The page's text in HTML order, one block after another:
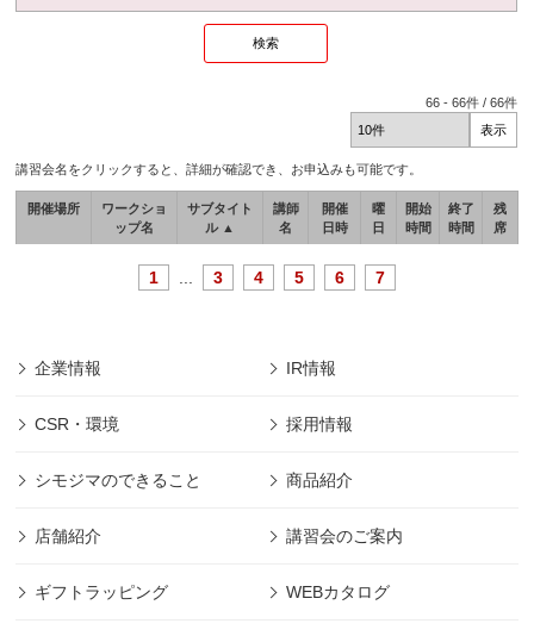
66 -66件 /66件
講習会名をクリックすると、詳細が確認でき、お申込みも可能です。
開催場所
ワークショ
ップ名
サブタイト
ル ▲
講師
名
開催
日時
曜
日
開始
時間
終了
時間
残
席
1 3 4 5 6 7
企業情報 IR情報
CSR・環境 採用情報
シモジマのできること 商品紹介
店舗紹介 講習会のご案内
ギフトラッピング WEBカタログ